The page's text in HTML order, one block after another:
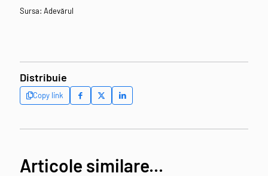
Sursa: Adevărul
Distribuie
Copy link
Articole similare...